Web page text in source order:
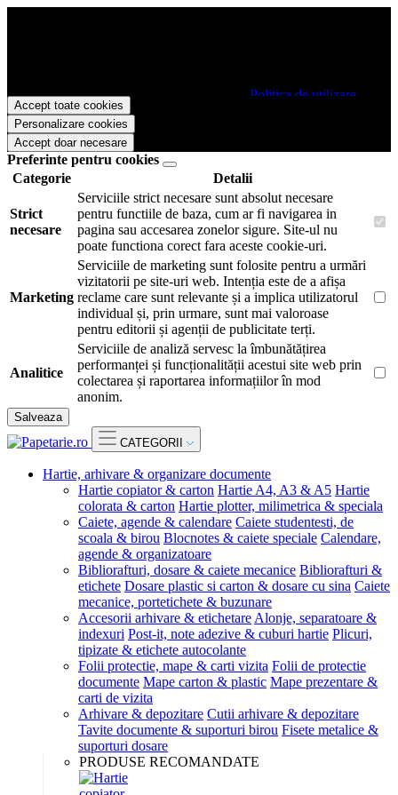
Papetarie.ro este necesar sa fiti de acord cu Politica de utilizare
cookie-uri.
Accept toate cookies
Personalizare cookies
Accept doar necesare
Preferinte pentru cookies
Categorie
Detalii
Strict
necesare
Serviciile strict necesare sunt absolut necesare
pentru functiile de baza, cum ar fi navigarea in
pagina sau accesarea zonelor sigure. Site-ul nu
poate functiona corect fara aceste cookie-uri.
Marketing
Serviciile de marketing sunt folosite pentru a urmări
vizitatorii pe site-uri web. Intenția este de a afișa
reclame care sunt relevante și a implica utilizatorul
individual și, prin urmare, sunt mai valoroase
pentru editorii și agenții de publicitate terți.
Analitice
Serviciile de analiză servesc la îmbunătățirea
performanței și funcționalității acestui site web prin
colectarea și raportarea informațiilor în mod
anonim.
Salveaza
CATEGORII
Hartie, arhivare & organizare documente
Hartie copiator & carton Hartie A4, A3 & A5 Hartie
colorata & carton Hartie plotter, milimetrica & speciala
Caiete, agende & calendare Caiete studentesti, de
scoala & birou Blocnotes & caiete speciale Calendare,
agende & organizatoare
Bibliorafturi, dosare & caiete mecanice Bibliorafturi &
etichete Dosare plastic si carton & dosare cu sina Caiete
mecanice, portetichete & buzunare
Accesorii arhivare & etichetare Alonje, separatoare &
indexuri Post-it, note adezive & cuburi hartie Plicuri,
tipizate & etichete autocolante
Folii protectie, mape & carti vizita Folii de protectie
documente Mape carton & plastic Mape prezentare &
carti de vizita
Arhivare & depozitare Cutii arhivare & depozitare
Tavite documente & suporturi birou Fisete metalice &
suporturi dosare
PRODUSE RECOMANDATE